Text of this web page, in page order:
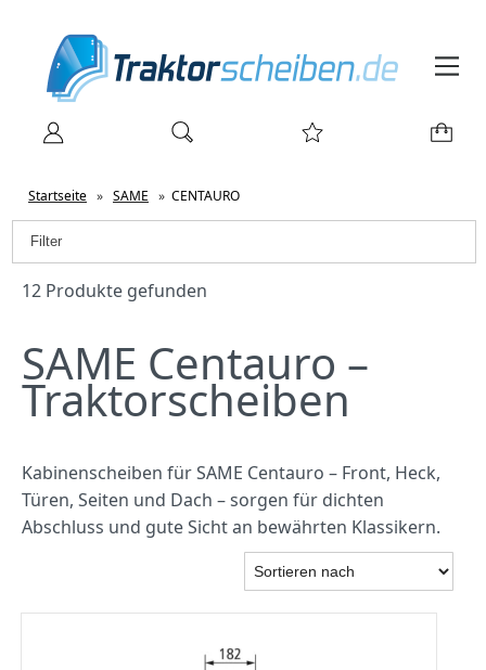
Startseite » SAME » CENTAURO
Filter
12 Produkte gefunden
SAME Centauro –
Traktorscheiben
Kabinenscheiben für SAME Centauro – Front, Heck,
Türen, Seiten und Dach – sorgen für dichten
Abschluss und gute Sicht an bewährten Klassikern.